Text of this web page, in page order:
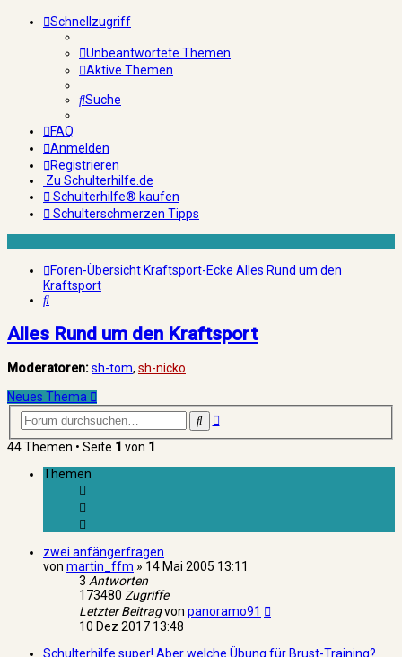
Schnellzugriff
Unbeantwortete Themen
Aktive Themen
Suche
FAQ
Anmelden
Registrieren
Zu Schulterhilfe.de
Schulterhilfe® kaufen
Schulterschmerzen Tipps
Foren-Übersicht Kraftsport-Ecke Alles Rund um den
Kraftsport
Suche
Alles Rund um den Kraftsport
Moderatoren:sh-tom, sh-nicko
Neues Thema
SucheErweiterte
44 Themen • Seite 1 von 1
Themen
zwei anfängerfragen
von martin_ffm » 14 Mai 2005 13:11
3 Antworten
173480 Zugriffe
Letzter Beitragvon panoramo91
10 Dez 2017 13:48
Schulterhilfe super! Aber welche Übung für Brust-Training?